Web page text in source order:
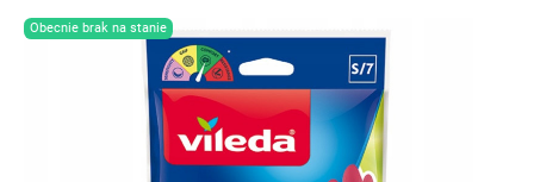
Obecnie brak na stanie